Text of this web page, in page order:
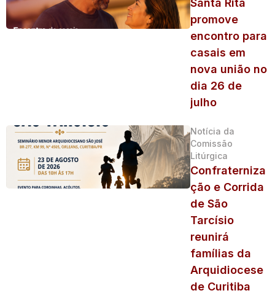
Santa Rita
promove
encontro para
casais em
nova união no
dia 26 de
julho
Notícia da
Comissão
Litúrgica
Confraterniza
ção e Corrida
de São
Tarcísio
reunirá
famílias da
Arquidiocese
de Curitiba